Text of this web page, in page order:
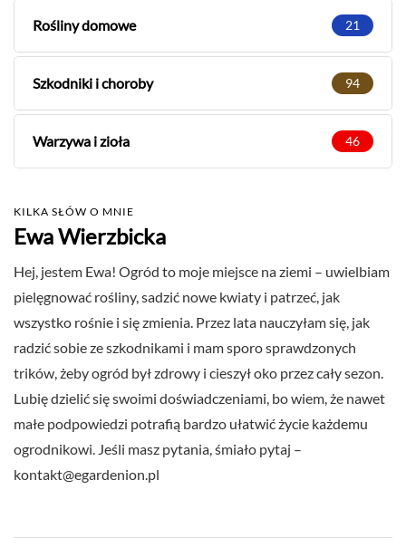
Rośliny domowe 21
Szkodniki i choroby 94
Warzywa i zioła 46
KILKA SŁÓW O MNIE
Ewa Wierzbicka
Hej, jestem Ewa! Ogród to moje miejsce na ziemi – uwielbiam
pielęgnować rośliny, sadzić nowe kwiaty i patrzeć, jak
wszystko rośnie i się zmienia. Przez lata nauczyłam się, jak
radzić sobie ze szkodnikami i mam sporo sprawdzonych
trików, żeby ogród był zdrowy i cieszył oko przez cały sezon.
Lubię dzielić się swoimi doświadczeniami, bo wiem, że nawet
małe podpowiedzi potrafią bardzo ułatwić życie każdemu
ogrodnikowi. Jeśli masz pytania, śmiało pytaj –
kontakt@egardenion.pl